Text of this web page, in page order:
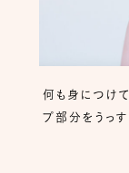
何も身につけ
プ部分をうっ